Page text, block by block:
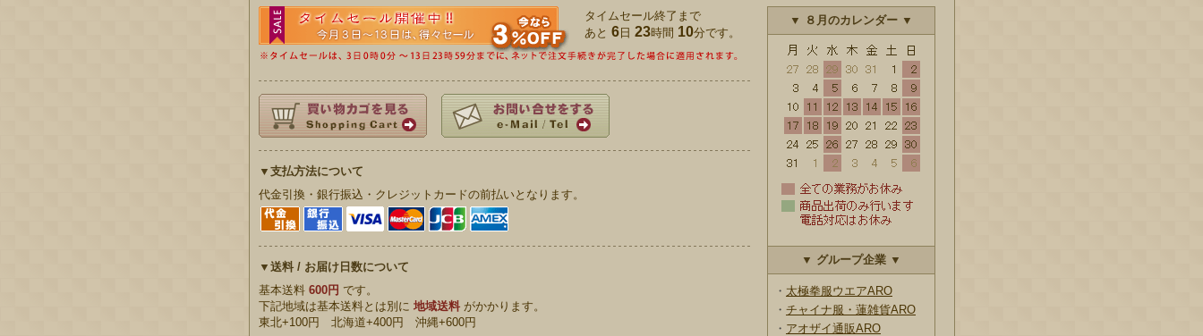
タイムセール終了まで
あと 6日 23時間 10分です。
▼支払方法について
代金引換・銀行振込・クレジットカードの前払いとなります。
▼送料 / お届け日数について
基本送料 600円 です。
下記地域は基本送料とは別に 地域送料がかかります。
東北+100円 北海道+400円 沖縄+600円
▼ ８月のカレンダー ▼
▼ グループ企業 ▼
・ 太極拳服ウエアARO
・ チャイナ服・蓮雑貨ARO
・ アオザイ通販ARO